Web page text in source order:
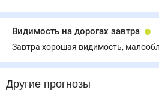
Видимость на дорогах завтра
Завтра хорошая видимость,
Другие прогнозы